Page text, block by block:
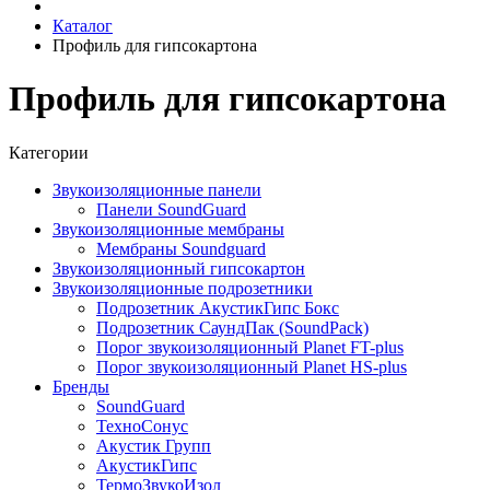
Каталог
Профиль для гипсокартона
Профиль для гипсокартона
Категории
Звукоизоляционные панели
Панели SoundGuard
Звукоизоляционные мембраны
Мембраны Soundguard
Звукоизоляционный гипсокартон
Звукоизоляционные подрозетники
Подрозетник АкустикГипс Бокс
Подрозетник СаундПак (SoundPack)
Порог звукоизоляционный Planet FT-plus
Порог звукоизоляционный Planet HS-plus
Бренды
SoundGuard
ТехноСонус
Акустик Групп
АкустикГипс
ТермоЗвукоИзол